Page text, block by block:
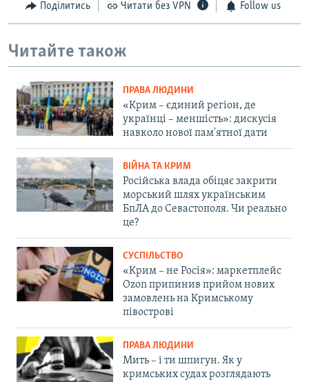
Поділитись Читати без VPN Follow us
Читайте також
ПРАВА ЛЮДИНИ
«Крим – єдиний регіон, де
українці – меншість»: дискусія
навколо нової пам'ятної дати
ВІЙНА ТА КРИМ
Російська влада обіцяє закрити
морський шлях українським
БпЛА до Севастополя. Чи реально
це?
СУСПІЛЬСТВО
«Крим – не Росія»: маркетплейс
Ozon припинив прийом нових
замовлень на Кримському
півострові
ПРАВА ЛЮДИНИ
Мить – і ти шпигун. Як у
кримських судах розглядають